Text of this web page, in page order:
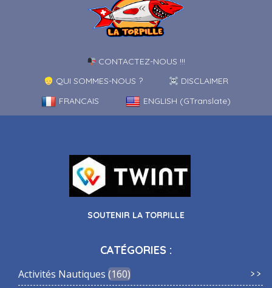
CONTACTEZ-NOUS !!!
QUI SOMMES-NOUS ?
DISCLAIMER
FRANCAIS
ENGLISH (GTranslate)
SOUTENIR LA TORPILLE
CATÉGORIES :
Activités Nautiques 160